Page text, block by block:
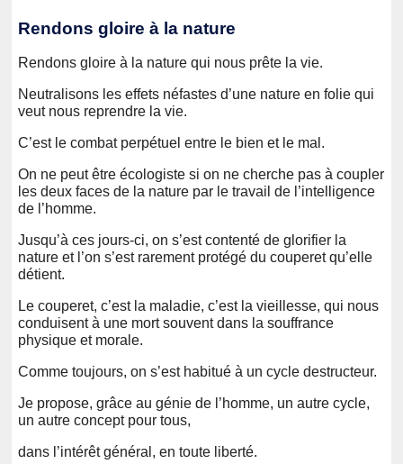
Rendons gloire à la nature
Rendons gloire à la nature qui nous prête la vie.
Neutralisons les effets néfastes d’une nature en folie qui
veut nous reprendre la vie.
C’est le combat perpétuel entre le bien et le mal.
On ne peut être écologiste si on ne cherche pas à coupler
les deux faces de la nature par le travail de l’intelligence
de l’homme.
Jusqu’à ces jours-ci, on s’est contenté de glorifier la
nature et l’on s’est rarement protégé du couperet qu’elle
détient.
Le couperet, c’est la maladie, c’est la vieillesse, qui nous
conduisent à une mort souvent dans la souffrance
physique et morale.
Comme toujours, on s’est habitué à un cycle destructeur.
Je propose, grâce au génie de l’homme, un autre cycle,
un autre concept pour tous,
dans l’intérêt général, en toute liberté.